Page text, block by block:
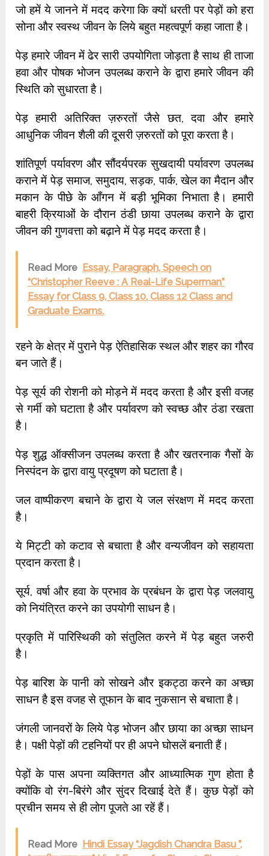
जो हमें ये जानने में मदद करेगा कि क्यों धरती पर पेड़ों को हरा
सोना और स्वस्थ जीवन के लिये बहुत महत्वपूर्ण कहा जाता है।
पेड़ हमारे जीवन में ढेर सारी उपयोगिता जोड़ता है साथ ही ताजा
हवा और पोषक भोजन उपलब्ध कराने के द्वारा हमारे जीवन की
स्थिति को सुधारता है।
पेड़ हमारी अतिरिक्त ज़रुरतों जैसे छत, दवा और हमारे
आधुनिक जीवन शैली की दूसरी ज़रुरतों को पूरा करता है।
शांतिपूर्ण पर्यावरण और सौंदर्यपरक सुखदायी पर्यावरण उपलब्ध
कराने में पेड़ समाज, समुदाय, सड़क, पार्क, खेल का मैदान और
मकान के पीछे के आँगन में बड़ी भूमिका निभाता है। हमारी
बाहरी क्रियाओं के दौरान ठंडी छाया उपलब्ध कराने के द्वारा
जीवन की गुणवत्ता को बढ़ाने में पेड़ मदद करता है।
Read More Essay, Paragraph, Speech on
“Christopher Reeve : A Real-Life Superman”
Essay for Class 9, Class 10, Class 12 Class and
Graduate Exams.
रहने के क्षेत्र में पुराने पेड़ ऐतिहासिक स्थल और शहर का गौरव
बन जाते हैं।
पेड़ सूर्य की रोशनी को मोड़ने में मदद करता है और इसी वजह
से गर्मी को घटाता है और पर्यावरण को स्वच्छ और ठंडा रखता
है।
पेड़ शुद्ध ऑक्सीजन उपलब्ध करता है और खतरनाक गैसों के
निस्पंदन के द्वारा वायु प्रदूषण को घटाता है।
जल वाष्पीकरण बचाने के द्वारा ये जल संरक्षण में मदद करता
है।
ये मिट्टी को कटाव से बचाता है और वन्यजीवन को सहायता
प्रदान करता है।
सूर्य, वर्षा और हवा के प्रभाव के प्रबंधन के द्वारा पेड़ जलवायु
को नियंत्रित करने का उपयोगी साधन है।
प्रकृति में पारिस्थिकी को संतुलित करने में पेड़ बहुत जरुरी
है।
पेड़ बारिश के पानी को सोखने और इकट्ठा करने का अच्छा
साधन है इस वजह से तूफान के बाद नुकसान से बचाता है।
जंगली जानवरों के लिये पेड़ भोजन और छाया का अच्छा साधन
है। पक्षी पेड़ों की टहनियों पर ही अपने घोसलें बनाती हैं।
पेड़ों के पास अपना व्यक्तिगत और आध्यात्मिक गुण होता है
क्योंकि वो रंग-बिरंगे और सुंदर दिखाई देते हैं। कुछ पेड़ों को
प्रचीन समय से ही लोग पूजते आ रहें हैं।
Read More Hindi Essay “Jagdish Chandra Basu ”,